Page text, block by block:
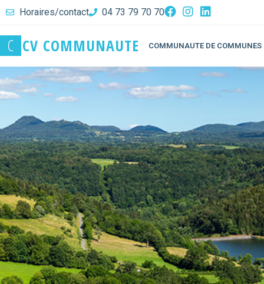
Horaires/contact 04 73 79 70 70
C CV COMMUNAUTE COMMUNAUTE DE COMMUNES